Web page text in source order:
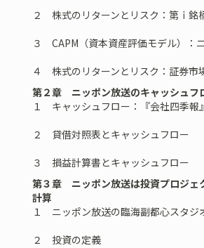
２ 株式のリターンとリスク：第ｉ銘
３ CAPM（資本資産評価モデル）：
４ 株式のリターンとリスク：証券市
第２章 ニッポン放送のキャッシュフ
１ キャッシュフロー：『会社四季報
２ 貸借対照表とキャッシュフロー
３ 損益計算書とキャッシュフロー
第３章 ニッポン放送は投資プロジェ
計算
１ ニッポン放送の臨海副都心スタジ
２ 投資の定義